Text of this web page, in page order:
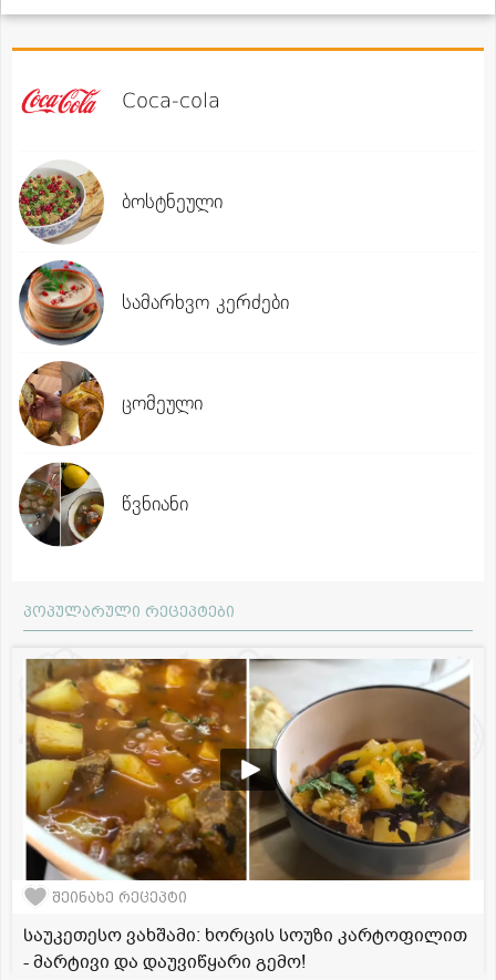
Coca-cola
ბოსტნეული
სამარხვო კერძები
ცომეული
წვნიანი
პოპულარული რეცეპტები
შეინახე რეცეპტი
საუკეთესო ვახშამი: ხორცის სოუზი კარტოფილით
- მარტივი და დაუვიწყარი გემო!